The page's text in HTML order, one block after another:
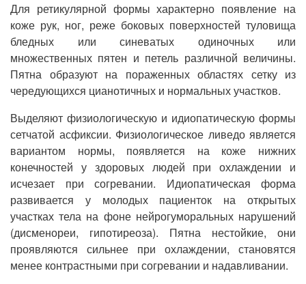
Для ретикулярной формы характерно появление на
коже рук, ног, реже боковых поверхностей туловища
бледных или синеватых одиночных или
множественных пятен и петель различной величины.
Пятна образуют на пораженных областях сетку из
чередующихся цианотичных и нормальных участков.
Выделяют физиологическую и идиопатическую формы
сетчатой асфиксии. Физиологическое ливедо является
вариантом нормы, появляется на коже нижних
конечностей у здоровых людей при охлаждении и
исчезает при согревании. Идиопатическая форма
развивается у молодых пациенток на открытых
участках тела на фоне нейрогуморальных нарушений
(дисменореи, гипотиреоза). Пятна нестойкие, они
проявляются сильнее при охлаждении, становятся
менее контрастными при согревании и надавливании.